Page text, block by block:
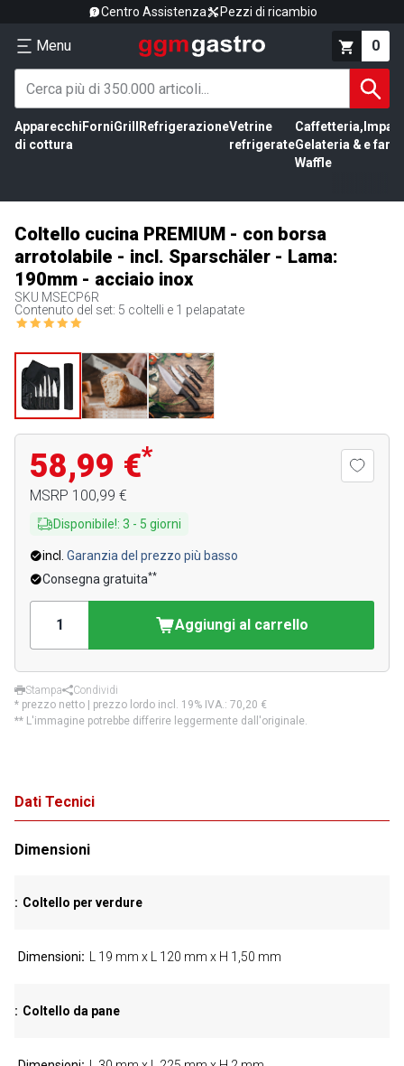
Centro Assistenza Pezzi di ricambio
Menu 0
Apparecchi
di cottura
ForniGrill RefrigerazioneVetrine
refrigerate
Caffetteria,
Gelateria &
Waffle
e
Coltello cucina PREMIUM - con borsa
arrotolabile - incl. Sparschäler - Lama:
190mm - acciaio inox
SKU MSECP6R
Contenuto del set: 5 coltelli e 1 pelapatate
58,99 €*
MSRP 100,99 €
Disponibile!: 3 - 5 giorni
incl. Garanzia del prezzo più basso
Consegna gratuita**
Aggiungi al carrello
Stampa
Condividi
* prezzo netto | prezzo lordo incl. 19% IVA.: 70,20 €
** L'immagine potrebbe differire leggermente dall'originale.
Dati Tecnici
Dimensioni
Coltello per verdure
Dimensioni L 19 mm x L 120 mm x H 1,50 mm
Coltello da pane